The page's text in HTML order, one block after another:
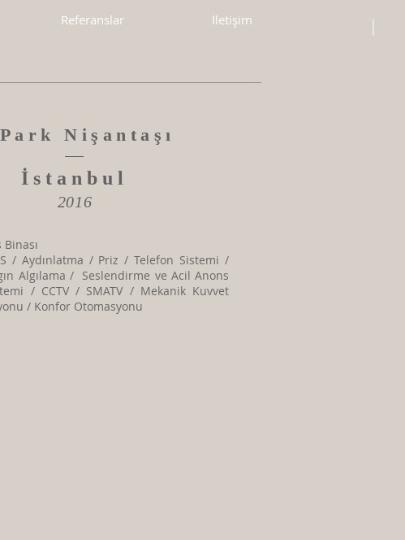
Referanslar İletişim
Nişantaşı
İstanbul
2016
/ Aydınlatma / Priz / Telefon Sistemi /
Algılama / Seslendirme ve Acil Anons
/ CCTV / SMATV / Mekanik Kuvvet
/ Konfor Otomasyonu​